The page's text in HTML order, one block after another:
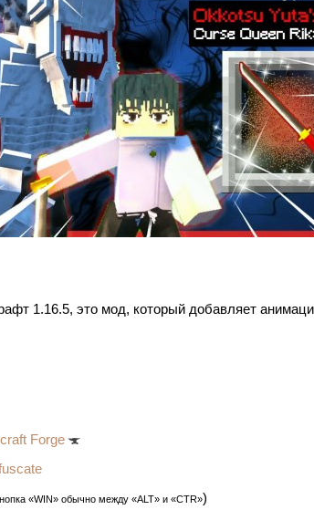
1.16.5, это мод, который добавляет
Forge
«WIN» обычно между «ALT» и «CTR»)